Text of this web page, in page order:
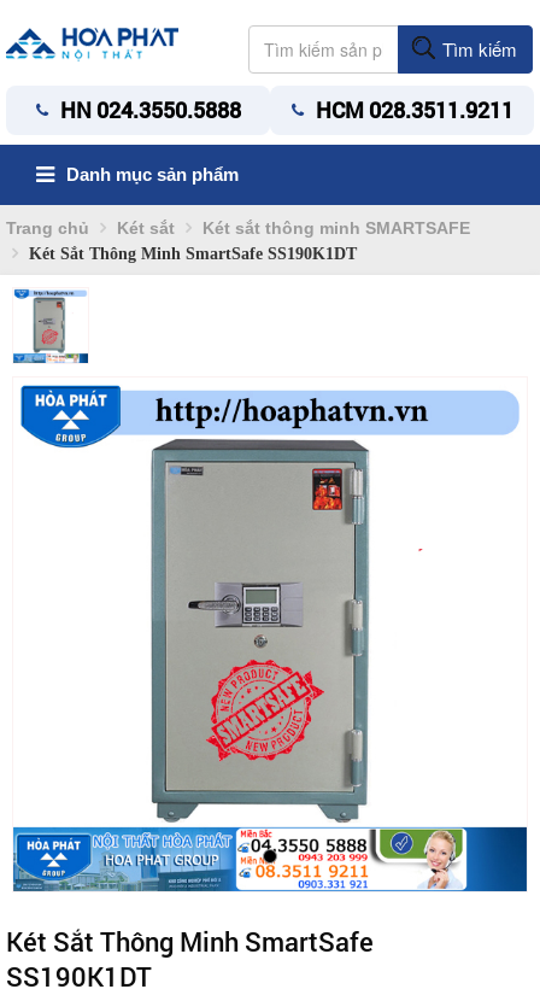
Tìm kiếm
HN 024.3550.5888 HCM 028.3511.9211
Danh mục sản phẩm
Trang chủ Két sắt Két sắt thông minh SMARTSAFE
Két Sắt Thông Minh SmartSafe SS190K1DT
Két Sắt Thông Minh SmartSafe
SS190K1DT